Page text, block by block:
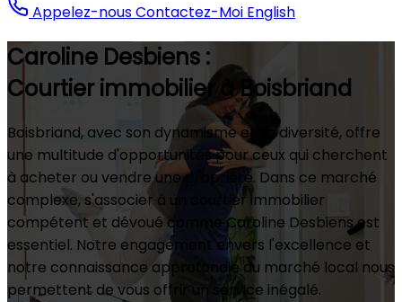
Appelez-nousContactez-Moi English
Caroline Desbiens :
Courtier immobilier à Boisbriand
Boisbriand, avec son dynamisme et sa diversité, offre
une multitude d'opportunités pour ceux qui cherchent
à acheter ou vendre une propriété. Dans ce marché
complexe, s'associer à un courtier immobilier
compétent et dévoué comme Caroline Desbiens est
essentiel. Notre engagement envers l'excellence et
notre connaissance approfondie du marché local nous
permettent de vous offrir un service inégalé.